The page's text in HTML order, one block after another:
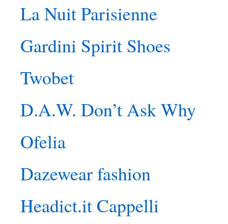
La Nuit Parisienne
Gardini Spirit Shoes
Twobet
D.A.W. Don’t Ask Why
Ofelia
Dazewear fashion
Headict.it Cappelli